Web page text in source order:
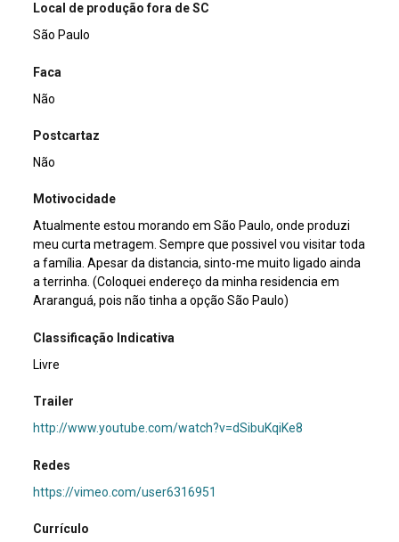
Local de produção fora de SC
São Paulo
Faca
Não
Postcartaz
Não
Motivocidade
Atualmente estou morando em São Paulo, onde produzi
meu curta metragem. Sempre que possivel vou visitar toda
a família. Apesar da distancia, sinto-me muito ligado ainda
a terrinha. (Coloquei endereço da minha residencia em
Araranguá, pois não tinha a opção São Paulo)
Classificação Indicativa
Livre
Trailer
http://www.youtube.com/watch?v=dSibuKqiKe8
Redes
https://vimeo.com/user6316951
Currículo